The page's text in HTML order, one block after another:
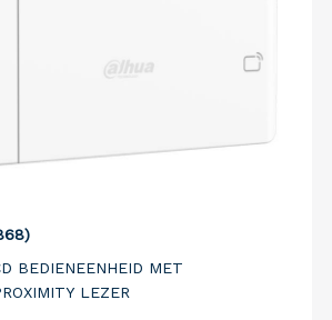
BEDIENEENHEID MET
LEZER